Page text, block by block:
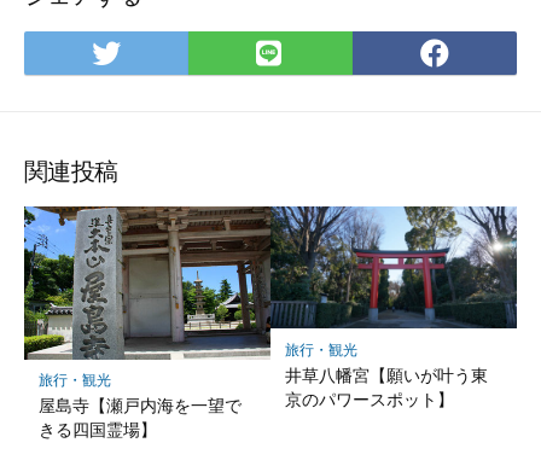
Twitter
で
LINE
で
で
関連投稿
旅行・観光
屋島寺【瀬戸内海を一望で
きる四国霊場】
旅行・観光
井草八幡宮【願いが叶う東
京のパワースポット】